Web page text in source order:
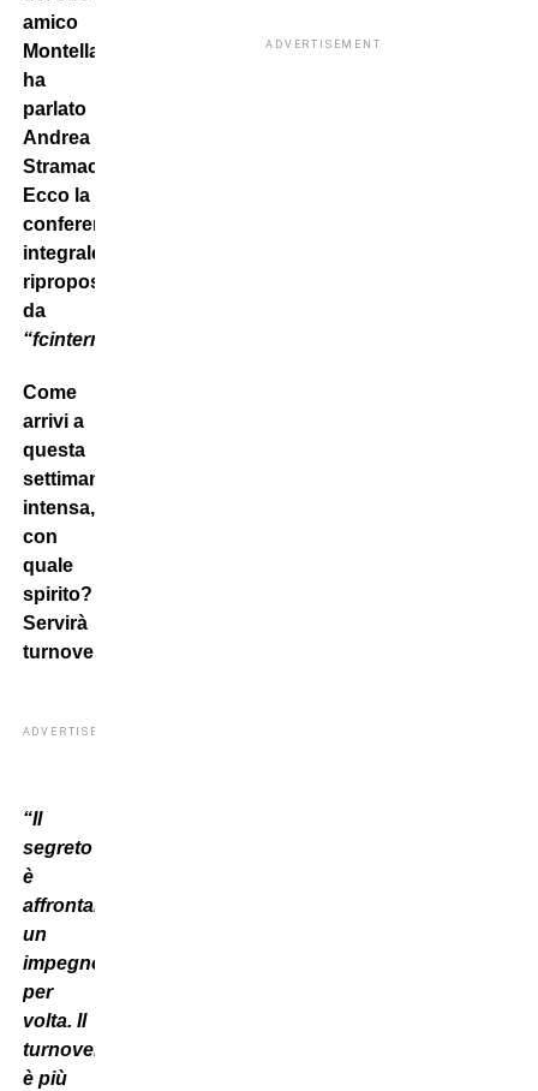
amico
Montella,
ha
parlato
Andrea
Stramaccioni.
Ecco la
conferenza
integrale
riproposta
da
“fcinternews.it”:
Come
arrivi a
questa
settimana
intensa,
con
quale
spirito?
Servirà
turnover?
ADVERTISEMENT
“Il
segreto
è
affrontare
un
impegno
per
volta. Il
turnover
è più
ADVERTISEMENT